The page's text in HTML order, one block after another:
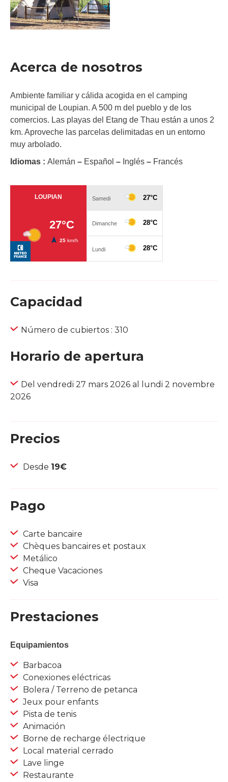
Acerca de nosotros
Ambiente familiar y cálida acogida en el camping
municipal de Loupian. A 500 m del pueblo y de los
comercios. Las playas del Etang de Thau están a unos 2
km. Aproveche las parcelas delimitadas en un entorno
muy arbolado.
Idiomas : Alemán – Español – Inglés – Francés
Capacidad
Número de cubiertos : 310
Horario de apertura
Del vendredi 27 mars 2026 al lundi 2 novembre
2026
Precios
Desde 19€
Pago
Carte bancaire
Chèques bancaires et postaux
Metálico
Cheque Vacaciones
Visa
Prestaciones
Equipamientos
Barbacoa
Conexiones eléctricas
Bolera / Terreno de petanca
Jeux pour enfants
Pista de tenis
Animación
Borne de recharge électrique
Local material cerrado
Lave linge
Restaurante